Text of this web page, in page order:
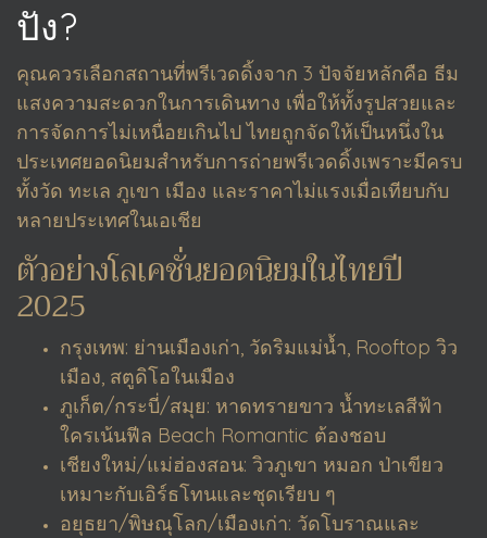
ปัง?
คุณควรเลือกสถานที่พรีเวดดิ้งจาก 3 ปัจจัยหลักคือ ธีม
แสงความสะดวกในการเดินทาง เพื่อให้ทั้งรูปสวยและ
การจัดการไม่เหนื่อยเกินไป ไทยถูกจัดให้เป็นหนึ่งใน
ประเทศยอดนิยมสำหรับการถ่ายพรีเวดดิ้งเพราะมีครบ
ทั้งวัด ทะเล ภูเขา เมือง และราคาไม่แรงเมื่อเทียบกับ
หลายประเทศในเอเชีย
ตัวอย่างโลเคชั่นยอดนิยมในไทยปี
2025
กรุงเทพ: ย่านเมืองเก่า, วัดริมแม่น้ำ, Rooftop วิว
เมือง, สตูดิโอในเมือง
ภูเก็ต/กระบี่/สมุย: หาดทรายขาว น้ำทะเลสีฟ้า
ใครเน้นฟีล Beach Romantic ต้องชอบ
เชียงใหม่/แม่ฮ่องสอน: วิวภูเขา หมอก ป่าเขียว
เหมาะกับเอิร์ธโทนและชุดเรียบ ๆ
อยุธยา/พิษณุโลก/เมืองเก่า: วัดโบราณและ